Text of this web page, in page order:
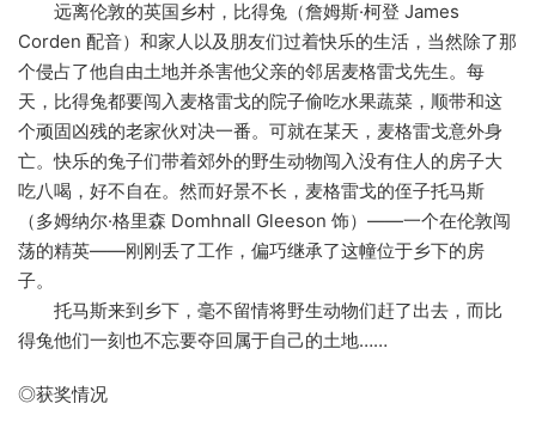
远离伦敦的英国乡村，比得兔（詹姆斯·柯登 James
Corden 配音）和家人以及朋友们过着快乐的生活，当然除了那
个侵占了他自由土地并杀害他父亲的邻居麦格雷戈先生。每
天，比得兔都要闯入麦格雷戈的院子偷吃水果蔬菜，顺带和这
个顽固凶残的老家伙对决一番。可就在某天，麦格雷戈意外身
亡。快乐的兔子们带着郊外的野生动物闯入没有住人的房子大
吃八喝，好不自在。然而好景不长，麦格雷戈的侄子托马斯
（多姆纳尔·格里森 Domhnall Gleeson 饰）——一个在伦敦闯
荡的精英——刚刚丢了工作，偏巧继承了这幢位于乡下的房
子。
托马斯来到乡下，毫不留情将野生动物们赶了出去，而比
得兔他们一刻也不忘要夺回属于自己的土地……
◎获奖情况